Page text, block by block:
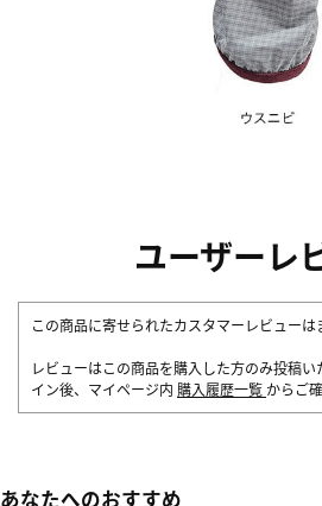
ユーザーレ
この商品に寄せられたカスタマーレビューは
レビューはこの商品を購入した方のみ投稿
イン後、マイページ内 購入履歴一覧 からご
あなたへのおすすめ